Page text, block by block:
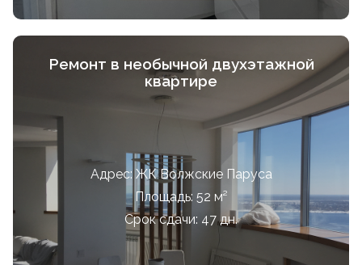
Ремонт в необычной двухэтажной
квартире
Адрес: ЖК Волжские Паруса
Площадь: 52 м²
Срок сдачи: 47 дн.